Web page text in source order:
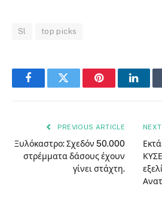
Sl top picks
FacebookTwitter Pinterest
PREVIOUS ARTICLE
Ξυλόκαστρο: Σχεδόν 50.000
στρέμματα δάσους έχουν
γίνει στάχτη.